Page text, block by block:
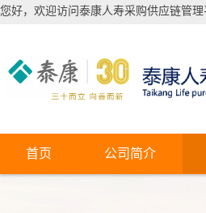
您好，欢迎访问泰康人寿采购供应链管理
首页 公司简介